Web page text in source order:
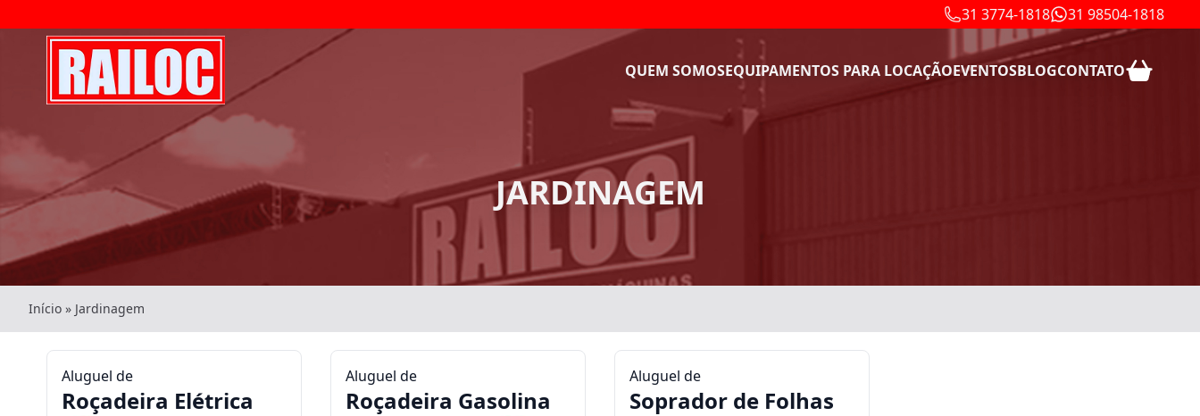
31 3774-1818 31 98504-1818
QUEM SOMOSEQUIPAMENTOS PARA LOCAÇÃOEVENTOSBLOGCONTATO
JARDINAGEM
Início » Jardinagem
Aluguel de
Roçadeira Elétrica
Aluguel de
Roçadeira Gasolina
Aluguel de
Soprador de Folhas